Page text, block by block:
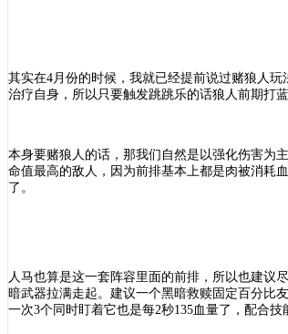
其实在4月份的时候，我就已经提前说过赌狼人
治疗自身，所以只要触发跳跳乐的话狼人前期打
本身要赌狼人的话，那我们自然是以强化伤害为
命值最高的敌人，因为前排基本上都是肉被消耗
了。
人马也算是这一套阵容里面的前排，所以也建议
暗武器拉满走起。建议一个黑暗救赎固定百分比
一次3个同时盯着它也是每2秒135血量了，配合